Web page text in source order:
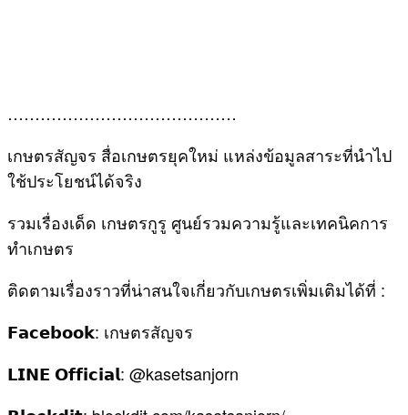
……………………………………
เกษตรสัญจร สื่อเกษตรยุคใหม่ แหล่งข้อมูลสาระที่นำไป
ใช้ประโยชน์ได้จริง
รวมเรื่องเด็ด เกษตรกูรู ศูนย์รวมความรู้และเทคนิคการ
ทำเกษตร
ติดตามเรื่องราวที่น่าสนใจเกี่ยวกับเกษตรเพิ่มเติมได้ที่ :
𝗙𝗮𝗰𝗲𝗯𝗼𝗼𝗸: เกษตรสัญจร
𝗟𝗜𝗡𝗘 𝗢𝗳𝗳𝗶𝗰𝗶𝗮𝗹: @kasetsanjorn